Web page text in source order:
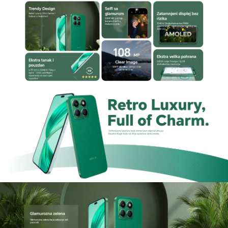
Procesor
Snapdragon 680 procesor u Honor X8b pruža
dobre performanse i energetsku efikasnost za
svakodnevne zadatke. Iako je snažan, ljubitelji
zahtevnih igara treba da imaju na umu da možda
neće pružiti najglađe iskustvo u najzahtevnijim
igrama. Idealno za multitasking i osnovnu
upotrebu, postavlja solidne temelje za pouzdano
korisničko iskustvo.
Kamere
Honor X8b unosi revoluciju u fotografiju sa
glavnom kamerom od 108 MP i selfi kamerom od
50 MP, znatno nadmašujući prethodnih 16 MP u
Honoru X8a. Opremljen dodatno
ultraširokougaonim modulom od 5 MP i 2 MP
makro kamerom i senzorom dubine, ovaj telefon
postavlja nove standarde u mobilnoj fotografiji.